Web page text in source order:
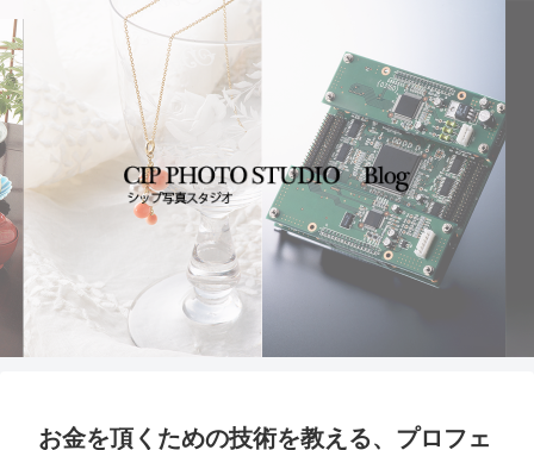
お金を頂くための技術を教える、プロフェ